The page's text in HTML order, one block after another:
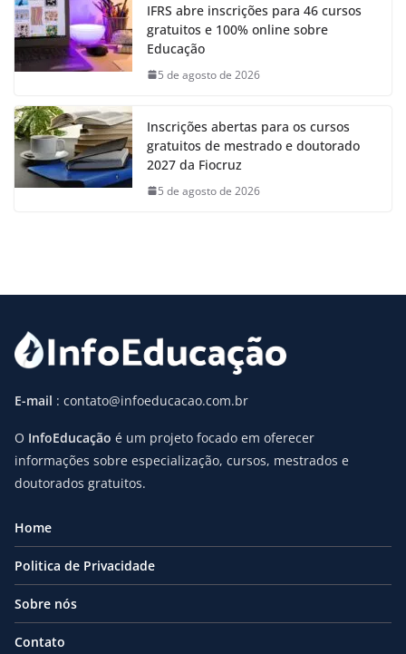
IFRS abre inscrições para 46 cursos
gratuitos e 100% online sobre
Educação
5 de agosto de 2026
Inscrições abertas para os cursos
gratuitos de mestrado e doutorado
2027 da Fiocruz
5 de agosto de 2026
E-mail : contato@infoeducacao.com.br
O InfoEducação é um projeto focado em oferecer
informações sobre especialização, cursos, mestrados e
doutorados gratuitos.
Home
Politica de Privacidade
Sobre nós
Contato